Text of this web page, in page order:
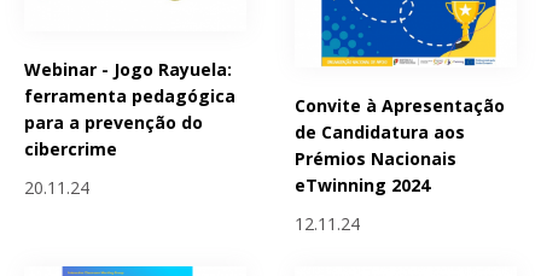
Webinar - Jogo Rayuela:
ferramenta pedagógica
para a prevenção do
cibercrime
20.11.24
Convite à Apresentação
de Candidatura aos
Prémios Nacionais
eTwinning 2024
12.11.24